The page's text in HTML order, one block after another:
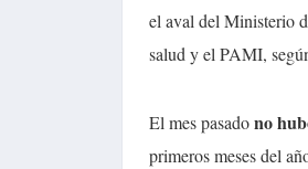
el aval del Ministerio
salud y el PAMI,
El mes pasadono
primeros meses del